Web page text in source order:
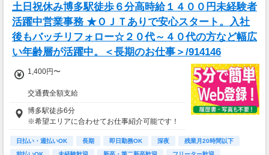
土日祝休み博多駅徒歩６分高時給１４００円未経験者
活躍中営業事務 ★ＯＪＴありで安心スタート。入社
後もバッチリフォロー☆２０代～４０代の方など幅広
い年齢層が活躍中。＜長期のお仕事＞/914146
1,400円〜
交通費全額支給
即払い制度有
博多駅徒歩6分
※希望エリアに合わせてお仕事紹介可能です！
日払い・週払いOK 長期 即日勤務OK 深夜
残業月20時間以下